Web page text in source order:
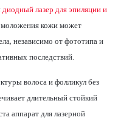
диодный лазер для эпиляции и
кожи может
независимо от фототипа и
последствий.
волоса и фолликул без
длительный стойкий
аппарат для лазерной